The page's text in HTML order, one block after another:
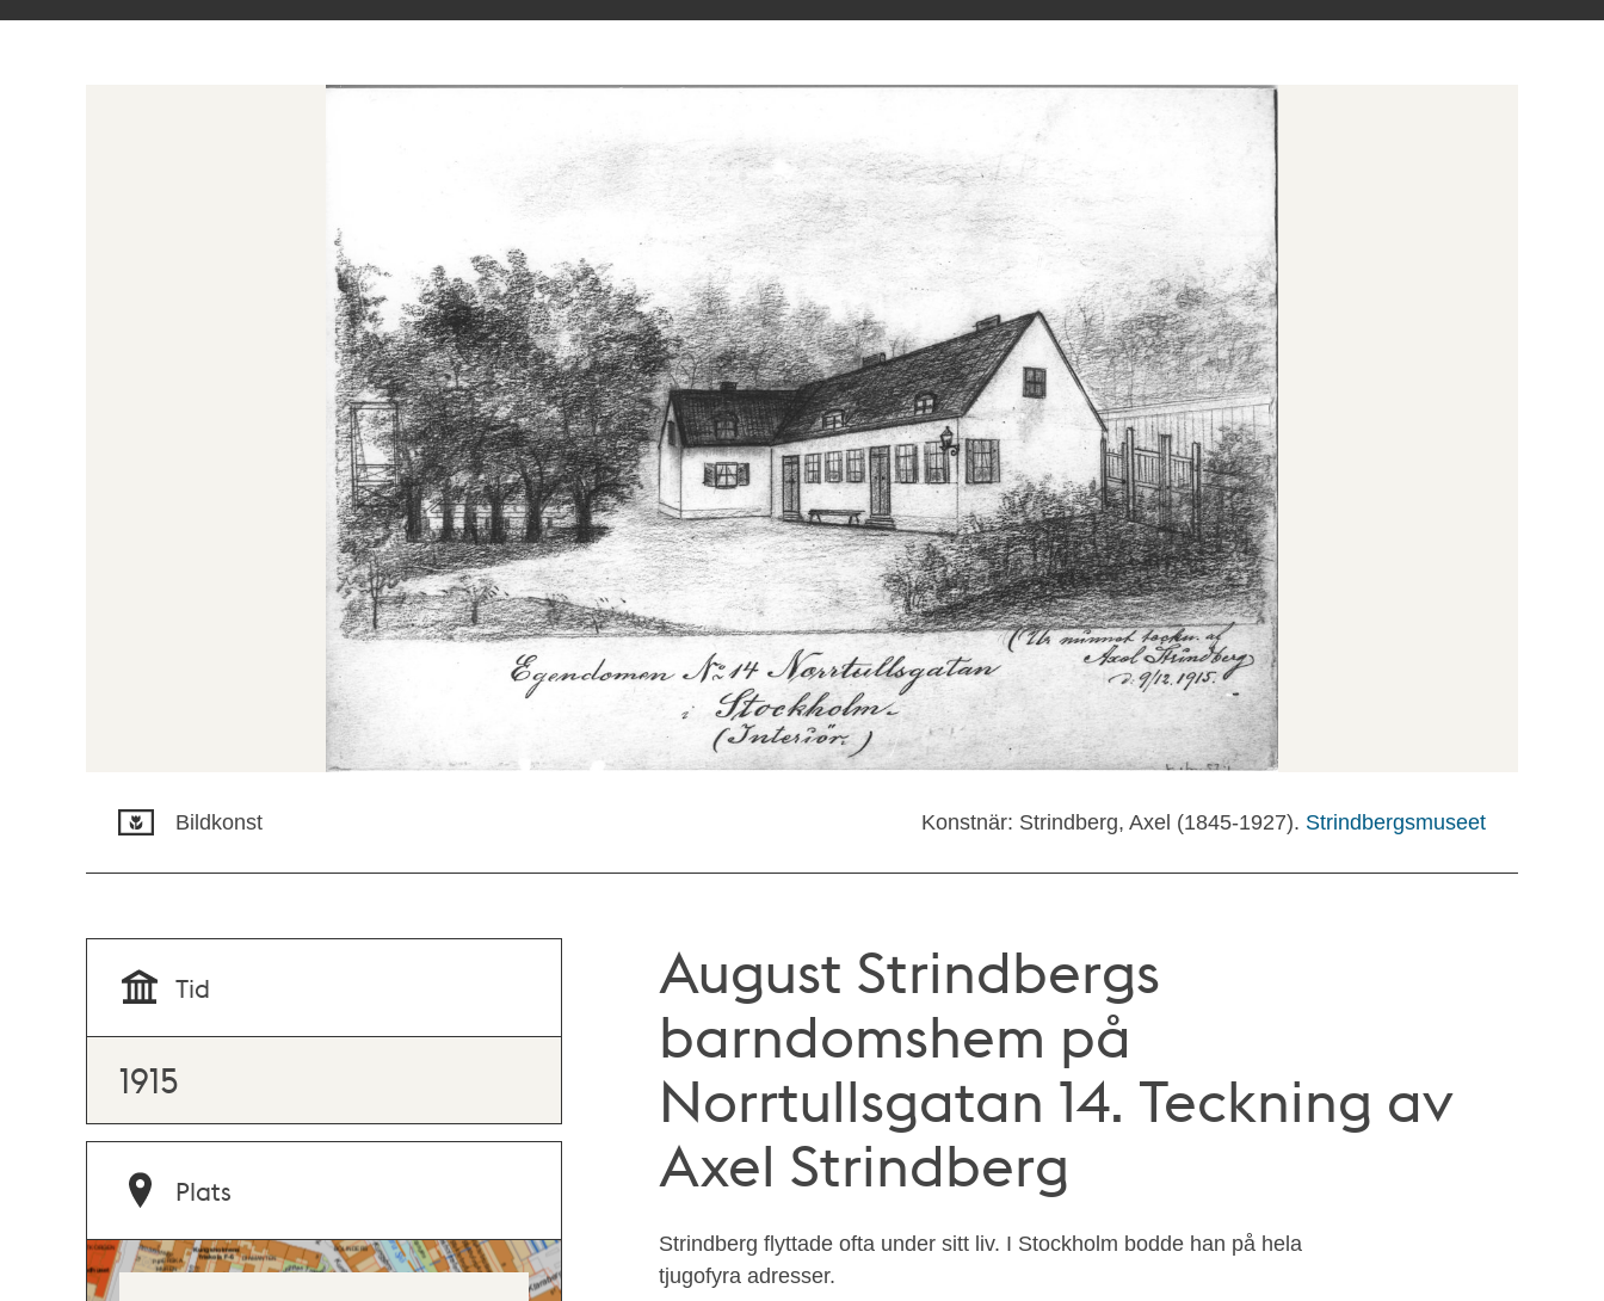
Bildkonst Konstnär: Strindberg, Axel (1845-1927). Strindbergsmuseet
August Strindbergs
barndomshem på
Norrtullsgatan 14. Teckning av
Axel Strindberg
Strindberg flyttade ofta under sitt liv. I Stockholm bodde han på hela
tjugofyra adresser.
Tid
1915
Plats